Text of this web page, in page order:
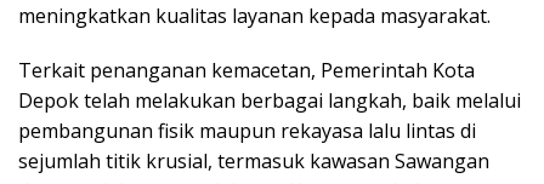
meningkatkan kualitas layanan kepada masyarakat.
Terkait penanganan kemacetan, Pemerintah Kota
Depok telah melakukan berbagai langkah, baik melalui
pembangunan fisik maupun rekayasa lalu lintas di
sejumlah titik krusial, termasuk kawasan Sawangan